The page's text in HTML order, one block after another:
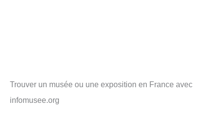
Trouver un musée ou une exposition en France avec
infomusee.org